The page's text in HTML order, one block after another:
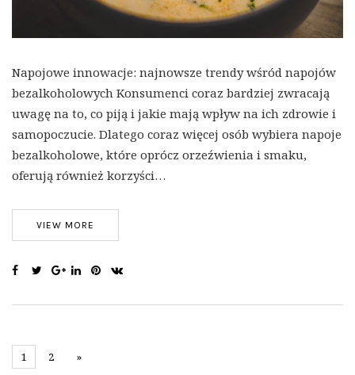
Napojowe innowacje: najnowsze trendy wśród napojów
bezalkoholowych Konsumenci coraz bardziej zwracają
uwagę na to, co piją i jakie mają wpływ na ich zdrowie i
samopoczucie. Dlatego coraz więcej osób wybiera napoje
bezalkoholowe, które oprócz orzeźwienia i smaku,
oferują również korzyści…
VIEW MORE
1 2 »